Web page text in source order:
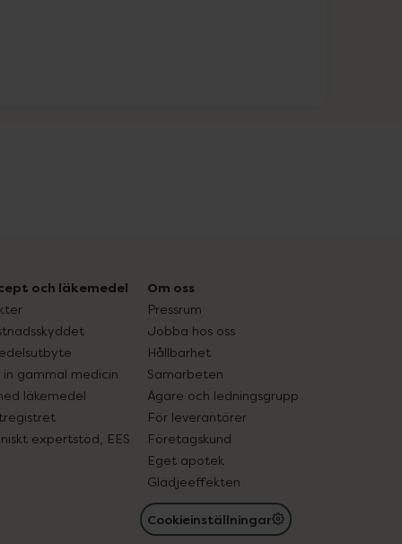
och läkemedel
in gammal medicin
läkemedel
expertstöd, EES
Om oss
Pressrum
Jobba hos oss
Hållbarhet
Samarbeten
Ägare och ledningsgrupp
För leverantörer
Företagskund
Eget apotek
Glädjeeffekten
Cookieinställningar